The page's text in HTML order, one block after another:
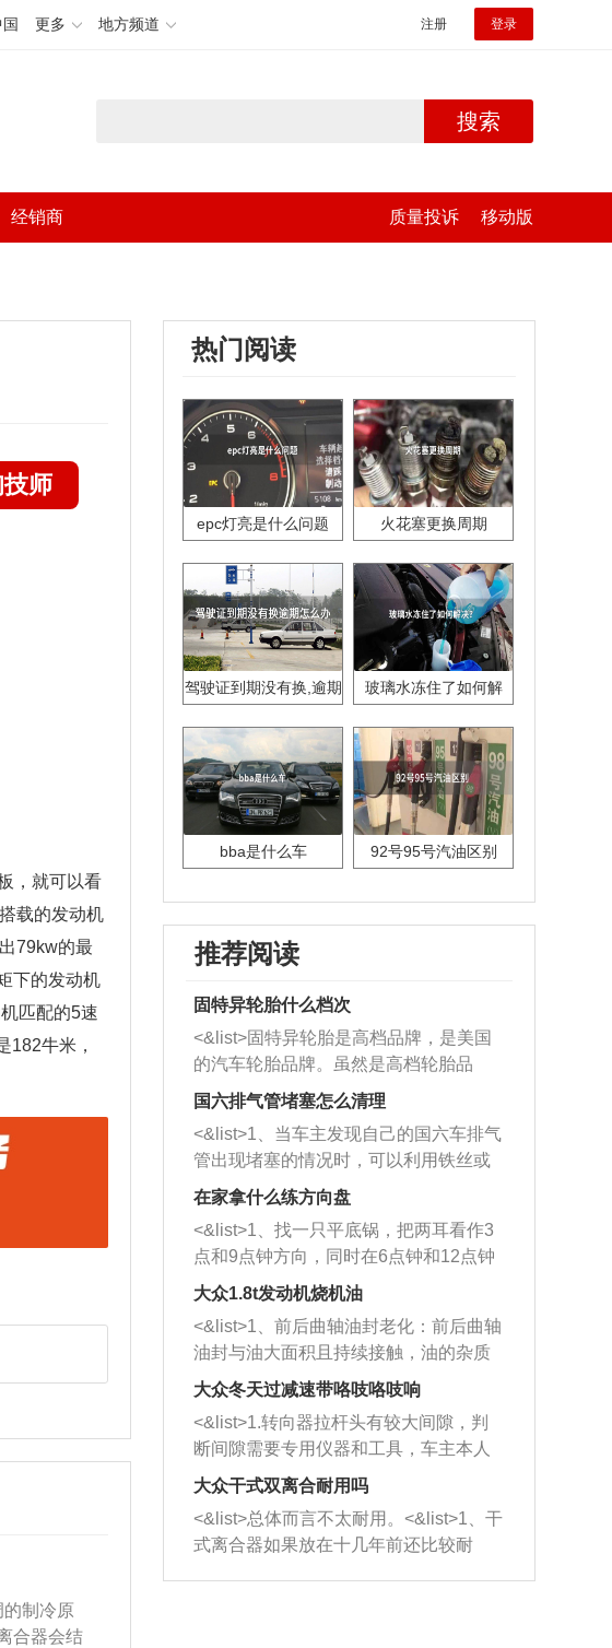
更多 地方频道 注册 登录
搜索
经销商 质量投诉 移动版
师
，就可以看
载的发动机
79kw的最
下的发动机
匹配的5速
182牛米，
制冷原
合器会结
热门阅读
epc灯亮是什么问题 火花塞更换周期
驾驶证到期没有换,逾期
玻璃水冻住了如何解
bba是什么车 92号95号汽油区别
推荐阅读
固特异轮胎什么档次
<&list>固特异轮胎是高档品牌，是美国
的汽车轮胎品牌。虽然是高档轮胎品
牌，但是中高低端的轮胎都有生产，这
也是为了更好的开拓市场。
国六排气管堵塞怎么清理
<&list>1、当车主发现自己的国六车排气
管出现堵塞的情况时，可以利用铁丝或
者是细棍，直接将杂物给取出来，如果
堵塞情况比较严重，也可以采取应急措
施。 <&list>2、直接利用木棍将所有的
杂物推到排气管里面的位置处，然后将
三元催化器拆解开，就可以将堵塞的东
西取出来。但如果是因为积碳过多引起
的堵塞，就需要将三元催化器泡在草酸
洗剂对堵塞的情况得到解决，将清洗剂
放在燃油箱中，与燃油混合后，车辆启
动时，就可以和汽油一起进入到燃烧
室，最后形成废气排出，就可以让三元
催化器得到清洗，排气管堵塞的情况就
能够得到解决。
在家拿什么练方向盘
<&list>1、找一只平底锅，把两耳看作3
点和9点钟方向，同时在6点钟和12点钟
方向做一个标记。 <&list>2、双手握住
一圈半的练习，往右同样也要打相同的
圈数。 <&list>3、最后强调要反复练
习，这样就可以形成肌肉记忆，在真实
驾驶车辆时，不需要记忆也能打好方
向。
大众1.8t发动机烧机油
<&list>1、前后曲轴油封老化：前后曲轴
油封与油大面积且持续接触，油的杂质
和发动机内持续温度变化使其密封效果
逐渐减弱，导致渗油或漏油。<&list>2、
活塞间隙过大：积碳会使活塞环与缸体
的间隙扩大，导致机油流入燃烧室中，
造成烧机油。<&list>3、机油粘度。使用
机油粘度过小的话，同样会有烧机油现
象，机油粘度过小具有很好的流动性，
大众冬天过减速带咯吱咯吱响
<&list>1.转向器拉杆头有较大间隙，判
断间隙需要专用仪器和工具，车主本人
无法制作，需要将车辆送到修理厂或4s
店；<&list>2.车辆半轴套管防尘罩破
裂，破裂后会出现漏油现象，使半轴磨
损严重，磨损的半轴容易损坏，产生异
响；<&list>3.稳定器的转向胶套和球头
大众干式双离合耐用吗
<&list>总体而言不太耐用。<&list>1、干
式离合器如果放在十几年前还比较耐